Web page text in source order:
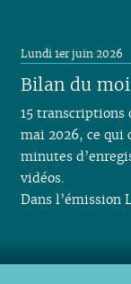
Bilan du
Lundi 1er juin 2026
15 transcriptions
mai 2026, ce qui
minutes
vidéos.
Dans l’émission